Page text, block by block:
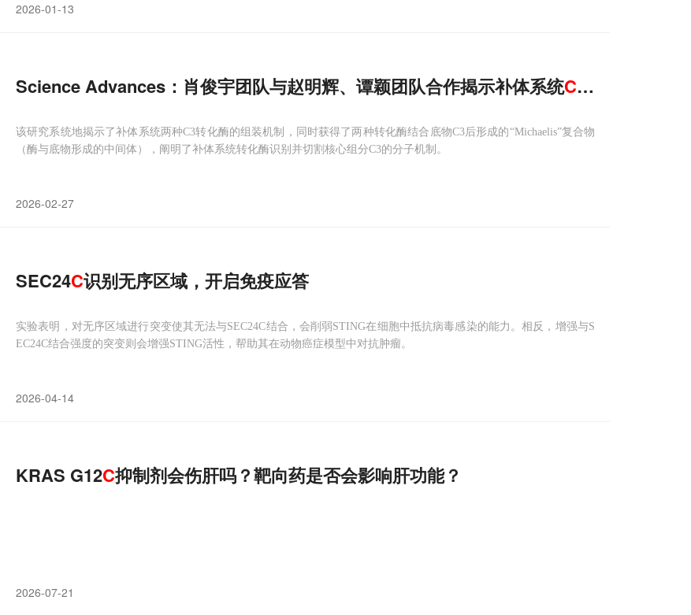
2026-01-13
Science Advances：肖俊宇团队与赵明辉、谭颖团队合作揭示补体系统C3转化酶组装
该研究系统地揭示了补体系统两种C3转化酶的组装机制，同时获得了两种转化酶结合底物C3后形成的“Michaelis”复合物
（酶与底物形成的中间体），阐明了补体系统转化酶识别并切割核心组分C3的分子机制。
2026-02-27
SEC24C识别无序区域，开启免疫应答
实验表明，对无序区域进行突变使其无法与SEC24C结合，会削弱STING在细胞中抵抗病毒感染的能力。相反，增强与S
EC24C结合强度的突变则会增强STING活性，帮助其在动物癌症模型中对抗肿瘤。
2026-04-14
KRAS G12C抑制剂会伤肝吗？靶向药是否会影响肝功能？
2026-07-21